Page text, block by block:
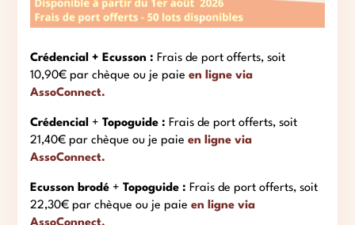
Crédencial + Ecusson : Frais de port offerts, soit
10,90€ par chèque ou je paieen ligne via
AssoConnect.
Crédencial +Topoguide : Frais de port offerts, soit
21,40€ par chèque ou je paieen ligne via
AssoConnect.
Ecusson brodé +Topoguide : Frais de port offerts, soit
22,30€ par chèque ou je paieen ligne via